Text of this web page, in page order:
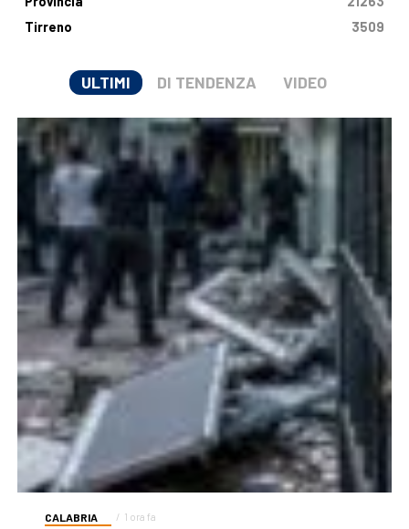
Tirreno
3509
ULTIMI DI TENDENZA VIDEO
CALABRIA 1 ora fa